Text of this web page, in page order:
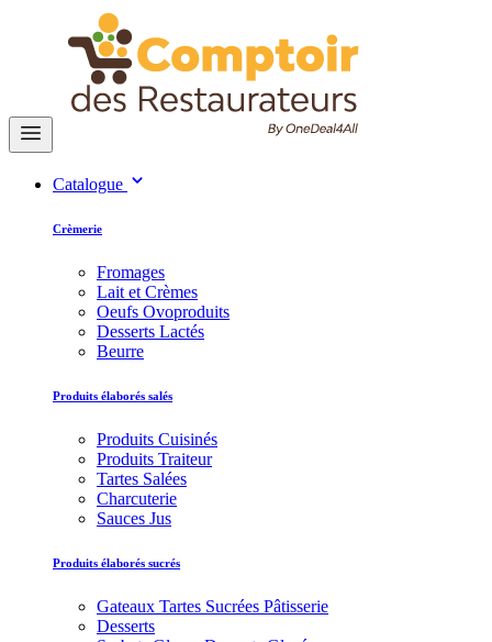
Catalogue
Crèmerie
Fromages
Lait et Crèmes
Oeufs Ovoproduits
Desserts Lactés
Beurre
Produits élaborés salés
Produits Cuisinés
Produits Traiteur
Tartes Salées
Charcuterie
Sauces Jus
Produits élaborés sucrés
Gateaux Tartes Sucrées Pâtisserie
Desserts